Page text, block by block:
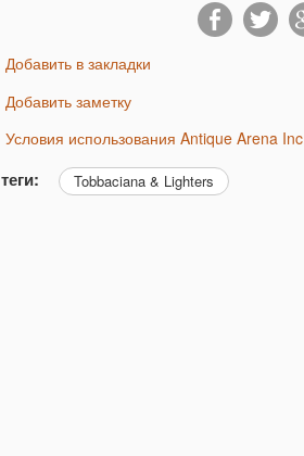
Добавить в закладки
Добавить заметку
Условия использования Antique Arena Inc
теги: Tobbaciana & Lighters